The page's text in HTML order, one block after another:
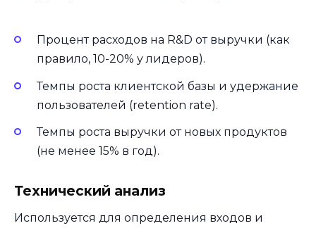
Процент расходов на R&D от выручки (как
правило, 10-20% у лидеров).
Темпы роста клиентской базы и удержание
пользователей (retention rate).
Темпы роста выручки от новых продуктов
(не менее 15% в год).
Технический анализ
Используется для определения входов и